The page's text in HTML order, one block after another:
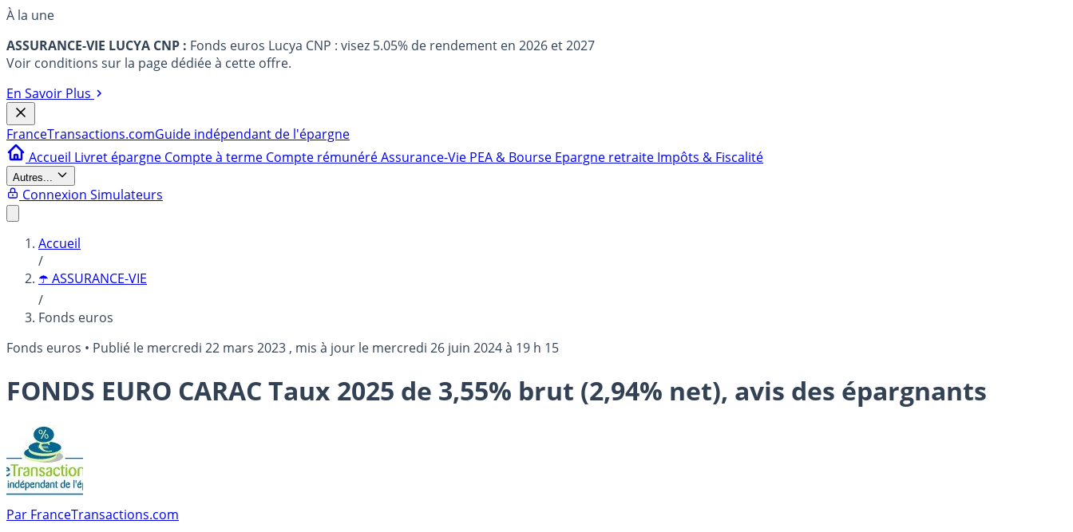
À la une
ASSURANCE-VIE LUCYA CNP : Fonds euros Lucya CNP : visez 5.05% de rendement en 2026 et 2027
Voir conditions sur la page dédiée à cette offre.
En Savoir Plus
FranceTransactions.comGuide indépendant de l'épargne
Accueil Livret épargne Compte à terme Compte rémunéréAssurance-Vie PEA & Bourse Epargne retraite Impôts & Fiscalité
Autres...
Connexion Simulateurs
Accueil
/
☂️ ASSURANCE-VIE
/
Fonds euros
Fonds euros • Publié le mercredi 22 mars 2023 , mis à jour le mercredi 26 juin 2024 à 19 h 15
FONDS EURO CARAC Taux 2025 de 3,55% brut (2,94% net), avis des épargnants
Par FranceTransactions.com